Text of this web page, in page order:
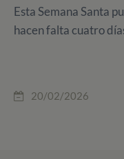
Esta Semana Santa
hacen falta cuatro
20/02/2026